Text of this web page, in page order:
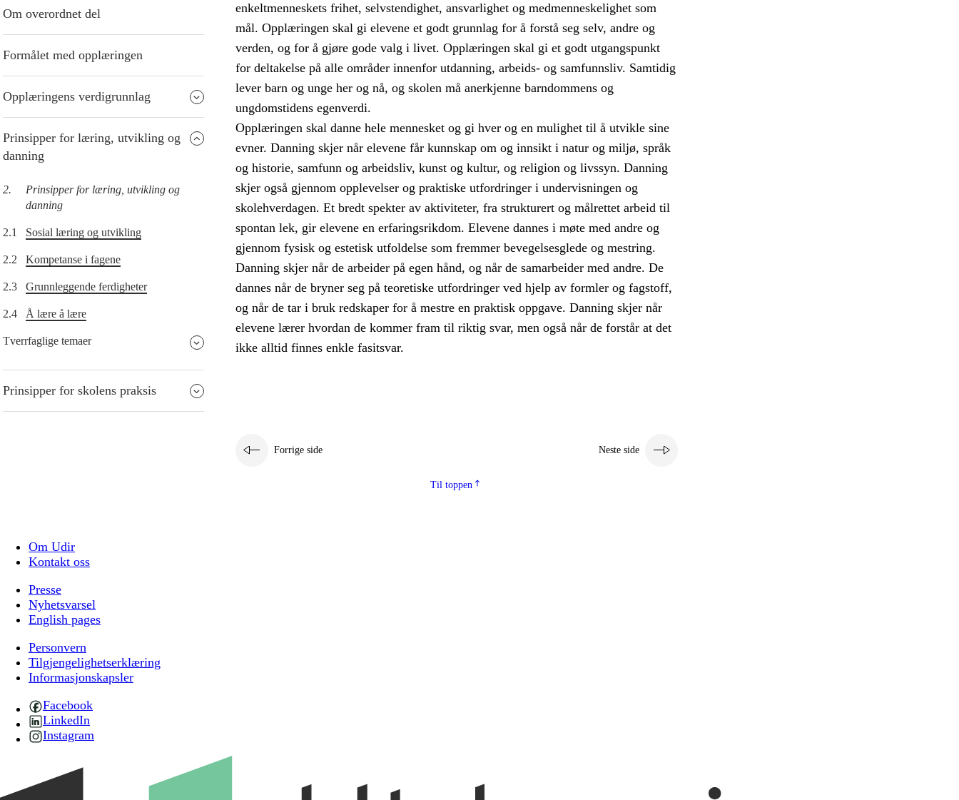
Om overordnet del
Formålet med opplæringen
Opplæringens verdigrunnlag
Prinsipper for læring, utvikling og
danning
2.
Prinsipper for læring, utvikling og
danning
2.1 Sosial læring og utvikling
2.2 Kompetanse i fagene
2.3 Grunnleggende ferdigheter
2.4 Å lære å lære
Tverrfaglige temaer
Prinsipper for skolens praksis
enkeltmenneskets frihet, selvstendighet, ansvarlighet og medmenneskelighet som
mål. Opplæringen skal gi elevene et godt grunnlag for å forstå seg selv, andre og
verden, og for å gjøre gode valg i livet. Opplæringen skal gi et godt utgangspunkt
for deltakelse på alle områder innenfor utdanning, arbeids- og samfunnsliv. Samtidig
lever barn og unge her og nå, og skolen må anerkjenne barndommens og
ungdomstidens egenverdi.
Opplæringen skal danne hele mennesket og gi hver og en mulighet til å utvikle sine
evner. Danning skjer når elevene får kunnskap om og innsikt i natur og miljø, språk
og historie, samfunn og arbeidsliv, kunst og kultur, og religion og livssyn. Danning
skjer også gjennom opplevelser og praktiske utfordringer i undervisningen og
skolehverdagen. Et bredt spekter av aktiviteter, fra strukturert og målrettet arbeid til
spontan lek, gir elevene en erfaringsrikdom. Elevene dannes i møte med andre og
gjennom fysisk og estetisk utfoldelse som fremmer bevegelsesglede og mestring.
Danning skjer når de arbeider på egen hånd, og når de samarbeider med andre. De
dannes når de bryner seg på teoretiske utfordringer ved hjelp av formler og fagstoff,
og når de tar i bruk redskaper for å mestre en praktisk oppgave. Danning skjer når
elevene lærer hvordan de kommer fram til riktig svar, men også når de forstår at det
ikke alltid finnes enkle fasitsvar.
Forrige side Neste side
Til toppen
Om Udir
Kontakt oss
Presse
Nyhetsvarsel
English pages
Personvern
Tilgjengelighetserklæring
Informasjonskapsler
Facebook
LinkedIn
Instagram